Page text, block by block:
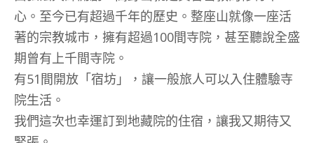
心。至今已有超過千年的歷史。整座山就像一座活
著的宗教城市，擁有超過100間寺院，甚至聽說全盛
期曾有上千間寺院。
有51間開放「宿坊」，讓一般旅人可以入住體驗寺
院生活。
我們這次也幸運訂到地藏院的住宿，讓我又期待又